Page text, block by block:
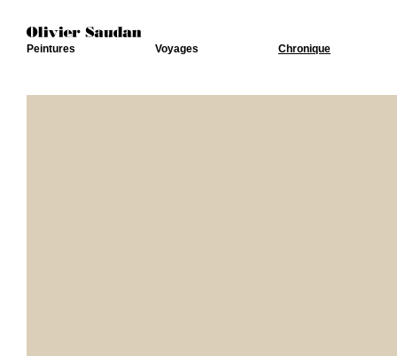
Peintures Voyages Chronique